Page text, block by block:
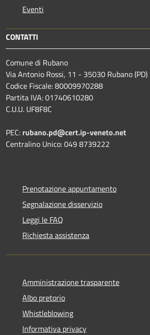
Eventi
CONTATTI
Comune di Rubano
Via Antonio Rossi, 11 - 35030 Rubano (PD)
Codice Fiscale: 80009970288
Partita IVA: 01740610280
C.U.U. UF8F8C
PEC: rubano.pd@cert.ip-veneto.net
Centralino Unico: 049 8739222
Prenotazione appuntamento
Segnalazione disservizio
Leggi le FAQ
Richiesta assistenza
Amministrazione trasparente
Albo pretorio
Whistleblowing
Informativa privacy